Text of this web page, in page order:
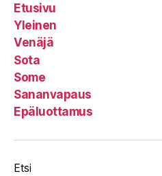
Etusivu
Yleinen
Venäjä
Sota
Some
Sananvapaus
Epäluottamus
Etsi